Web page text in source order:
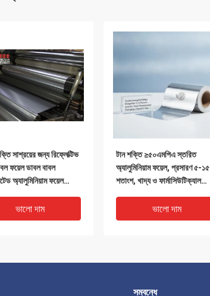
সাশ্রয়ের জন্য রিফ্লেক্টিভ
ফয়েল ডাবল বাবল
অ্যালুমিনিয়াম ফয়েল
বাবল র‍্যাপ ফয়েল
ভালো দাম
টান শক্তি ≥৫০এমপিএ স্তরিত
অ্যালুমিনিয়াম ফয়েল, প্রসারণ ৫-১৫
শতাংশ, খাদ্য ও ফার্মাসিউটিক্যাল
ভালো দাম
সম্বন্ধে